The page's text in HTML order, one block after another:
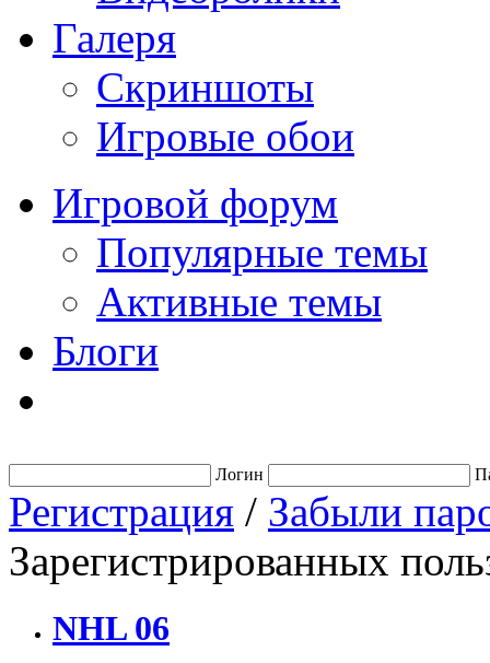
Галеря
Скриншоты
Игровые обои
Игровой форум
Популярные темы
Активные темы
Блоги
Логин
Регистрация / Забыли
Зарегистрированных
NHL 06